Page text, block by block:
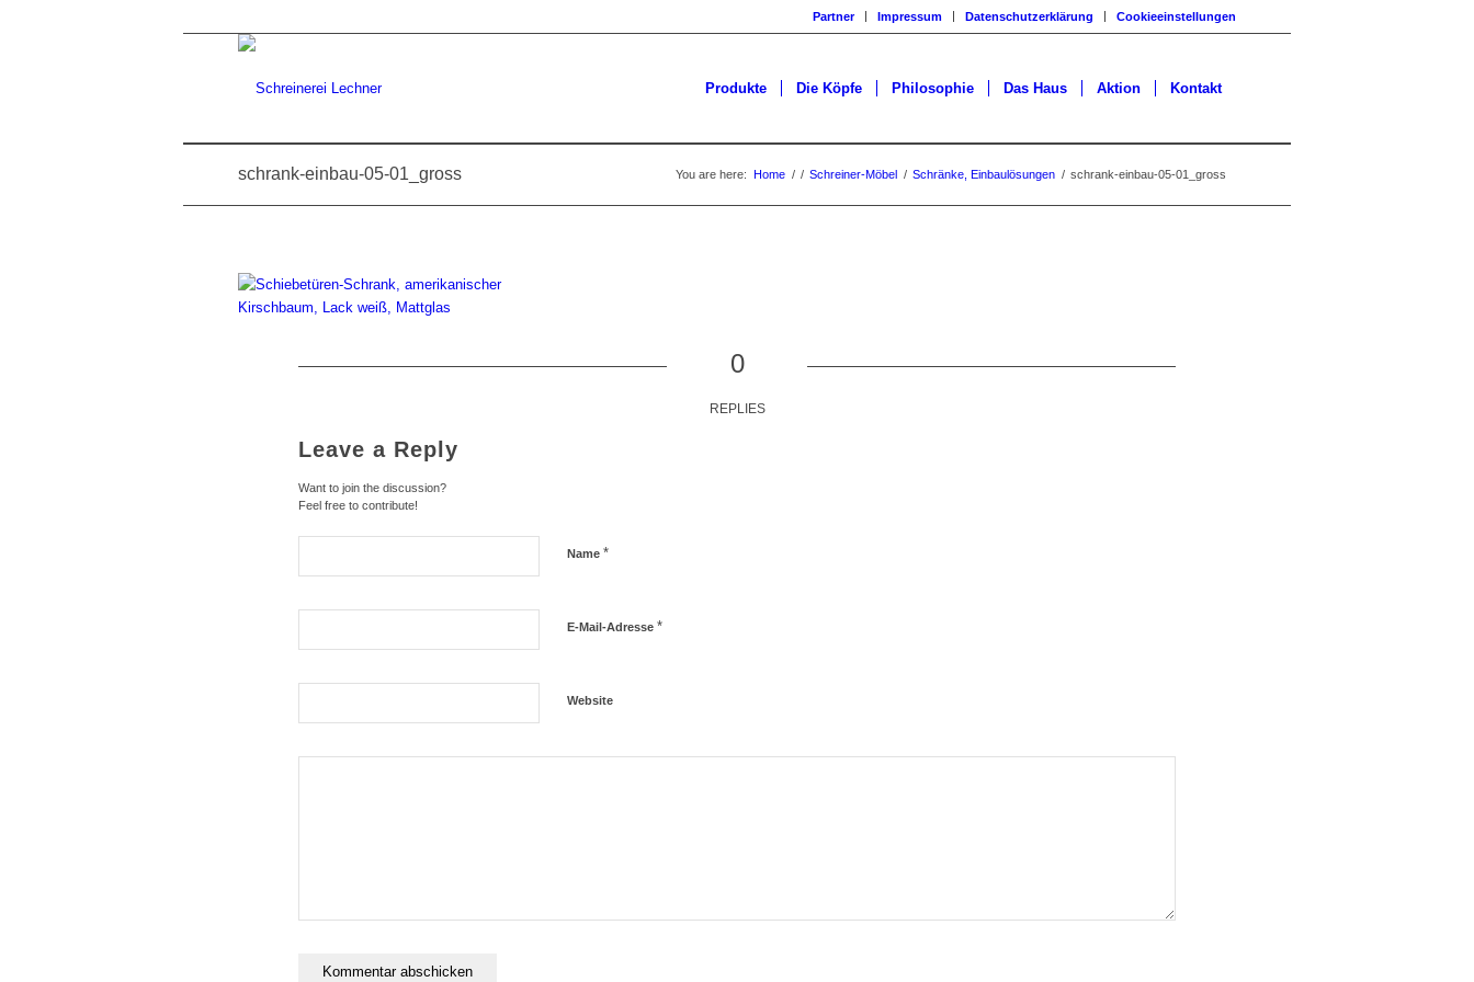
Partner Impressum Datenschutzerklärung Cookieeinstellungen
Produkte Die Köpfe Philosophie Das Haus Aktion Kontakt
schrank-einbau-05-01_gross You are here: Home / / Schreiner-Möbel / Schränke, Einbaulösungen / schrank-einbau-05-01_gross
0
REPLIES
Leave a Reply
Want to join the discussion?
Feel free to contribute!
Name *
E-Mail-Adresse *
Website